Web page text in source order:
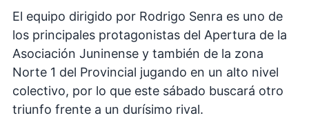
El equipo dirigido por Rodrigo Senra es uno de
los principales protagonistas del Apertura de la
Asociación Juninense y también de la zona
Norte 1 del Provincial jugando en un alto nivel
colectivo, por lo que este sábado buscará otro
triunfo frente a un durísimo rival.